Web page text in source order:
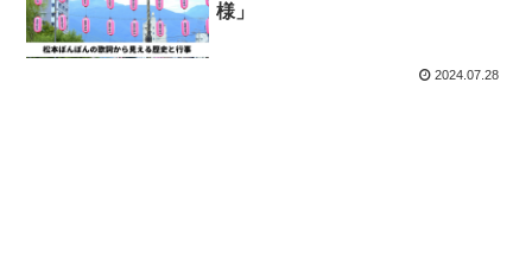
様」
2024.07.28